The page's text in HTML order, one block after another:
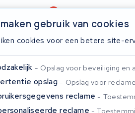
4,6/5
op Google 510+ merken
gebruik van cookies
cookies voor een betere site-
Opslag voor beveiliging en
opslag Opslag voor
reclame
reclame